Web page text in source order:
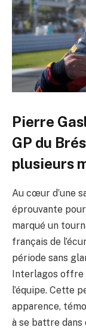
Pierre
GP du
plusieurs
Au cœur d’une
éprouvante
marqué un
français de
période sans
Interlagos offre
l’équipe. Cette
apparence,
à se battre